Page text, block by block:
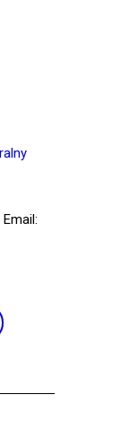
Email: